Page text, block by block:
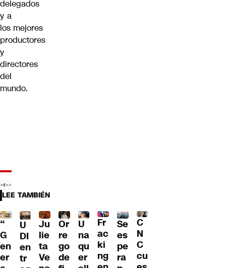
delegados
y a
los mejores
productores
y
directores
del
mundo.
LEE TAMBIÉN
“
G
en
er
U
DI
en
tr
Ju
lie
ta
Ve
Or
re
go
de
U
na
qu
er
Fr
ac
ki
ng
Se
es
pe
ra
C
N
C
cu